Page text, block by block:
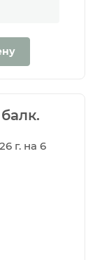
г. на 6